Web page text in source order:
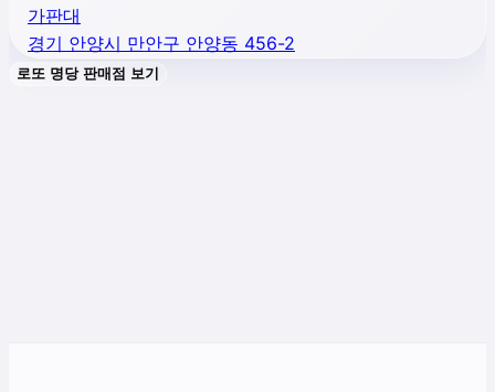
가판대
경기 안양시 만안구 안양동 456-2
로또 명당 판매점 보기